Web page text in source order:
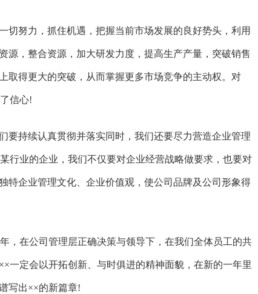
切努力，抓住机遇，把握当前市场发展的良好势头，利用
源，整合资源，加大研发力度，提高生产产量，突破销售
取得更大的突破，从而掌握更多市场竞争的主动权。对
信心!
要持续认真贯彻并落实同时，我们还要尽力营造企业管理
行业的企业，我们不仅要对企业经营战略做要求，也要对
特企业管理文化、企业价值观，使公司品牌及公司形象得
，在公司管理层正确决策与领导下，在我们全体员工的共
一定会以开拓创新、与时俱进的精神面貌，在新的一年里
写出××的新篇章!